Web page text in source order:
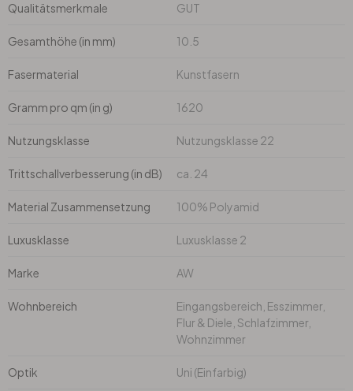
Büro
Qualitätsmerkmale GUT
Gesamthöhe (in mm) 10.5
Fasermaterial Kunstfasern
Gramm pro qm (in g) 1620
Nutzungsklasse Nutzungsklasse 22
Trittschallverbesserung (in dB) ca. 24
Material Zusammensetzung 100% Polyamid
Luxusklasse Luxusklasse 2
Marke AW
Wohnbereich
Eingangsbereich, Esszimmer,
Flur & Diele, Schlafzimmer,
Wohnzimmer
Optik Uni (Einfarbig)